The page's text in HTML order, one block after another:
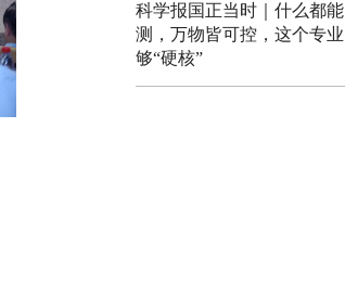
科学报国正当时｜什么都能
测，万物皆可控，这个专业
够“硬核”